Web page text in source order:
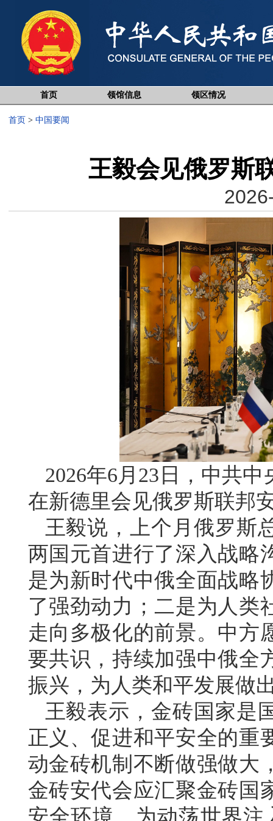
首页 领馆信息 领区情况
首页 > 中国要闻
王毅会见俄罗斯
2026年6月23日，中共
在新德里会见俄罗斯联邦
王毅说，上个月俄罗斯
两国元首进行了深入战略
是为新时代中俄全面战略
了强劲动力；二是为人类
走向多极化的前景。中方
要共识，持续加强中俄全
振兴，为人类和平发展做
王毅表示，金砖国家是
正义、促进和平安全的重
动金砖机制不断做强做大
金砖安代会应汇聚金砖国
安全环境，为动荡世界